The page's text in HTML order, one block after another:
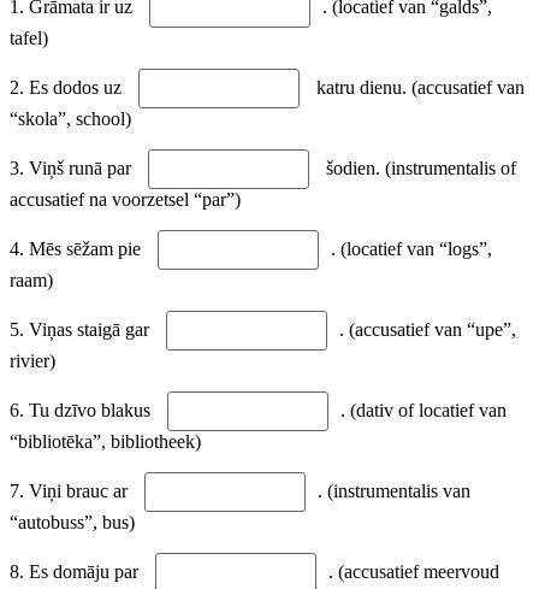
1. Grāmata ir uz
. (locatief van “galds”,
tafel)
2. Es dodos uz
katru dienu. (accusatief van
“skola”, school)
3. Viņš runā par
šodien. (instrumentalis of
accusatief na voorzetsel “par”)
4. Mēs sēžam pie
. (locatief van “logs”,
raam)
5. Viņas staigā gar
. (accusatief van “upe”,
rivier)
6. Tu dzīvo blakus
. (dativ of locatief van
“bibliotēka”, bibliotheek)
7. Viņi brauc ar
. (instrumentalis van
“autobuss”, bus)
8. Es domāju par
. (accusatief meervoud